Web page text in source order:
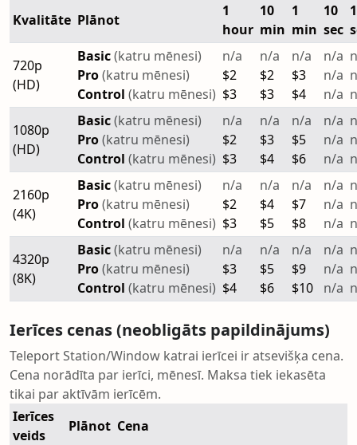
Kvalitāte Plānot
1
hour
10
min
1
min
10
sec
1
720p
(HD)
Basic(katru mēnesi)
Pro(katru mēnesi)
Control (katru mēnesi)
n/a
$2
$3
n/a
$2
$3
n/a
$3
$4
n/a
n/a
n/a
1080p
(HD)
Basic(katru mēnesi)
Pro(katru mēnesi)
Control (katru mēnesi)
n/a
$2
$3
n/a
$3
$4
n/a
$5
$6
n/a
n/a
n/a
2160p
(4K)
Basic(katru mēnesi)
Pro(katru mēnesi)
Control (katru mēnesi)
n/a
$2
$3
n/a
$4
$5
n/a
$7
$8
n/a
n/a
n/a
4320p
(8K)
Basic(katru mēnesi)
Pro(katru mēnesi)
Control (katru mēnesi)
n/a
$3
$4
n/a
$5
$6
n/a
$9
$10
n/a
n/a
n/a
Ierīces cenas (neobligāts papildinājums)
Teleport Station/Window katrai ierīcei ir atsevišķa cena.
Cena norādīta par ierīci, mēnesī. Maksa tiek iekasēta
tikai par aktīvām ierīcēm.
Ierīces
veids
Plānot Cena